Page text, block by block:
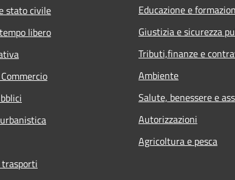
stato civile
libero
Educazione e
Giustizia e sicurezza
Tributi,finanze e
Ambiente
Salute, benessere e
Autorizzazioni
Agricoltura e pesca